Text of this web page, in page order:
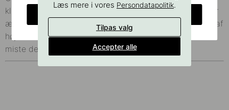
klassisk udtryk, finder du hos os de seneste trends, hvor
æstetik og funktion går hånd i hånd. Vores produkter er af
høj kvalitet og skabt til at modstå daglig brug uden at
miste deres elegance.
Læs mere i vores Persondatapolitik.
Tilpas valg
Accepter alle